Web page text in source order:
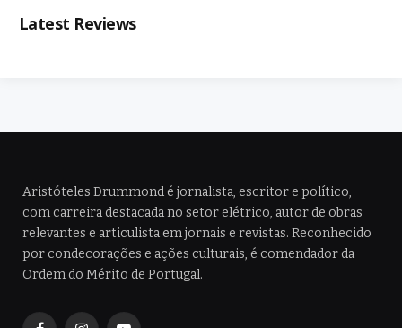
Latest Reviews
Aristóteles Drummond é jornalista, escritor e político,
com carreira destacada no setor elétrico, autor de obras
relevantes e articulista em jornais e revistas. Reconhecido
por condecorações e ações culturais, é comendador da
Ordem do Mérito de Portugal.